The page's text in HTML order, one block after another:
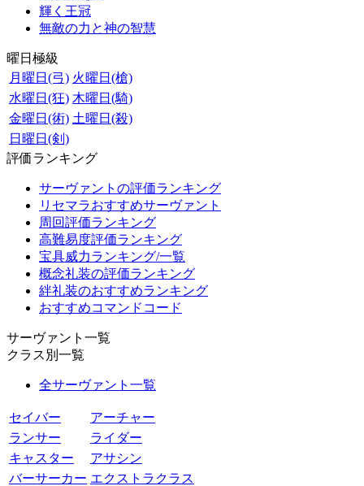
輝く王冠
無敵の力と神の智慧
曜日極級
月曜日(弓) 火曜日(槍)
水曜日(狂) 木曜日(騎)
金曜日(術) 土曜日(殺)
日曜日(剣)
評価ランキング
サーヴァントの評価ランキング
リセマラおすすめサーヴァント
周回評価ランキング
高難易度評価ランキング
宝具威力ランキング/一覧
概念礼装の評価ランキング
絆礼装のおすすめランキング
おすすめコマンドコード
サーヴァント一覧
クラス別一覧
全サーヴァント一覧
セイバー
アーチャー
ランサー
ライダー
キャスター
アサシン
バーサーカー エクストラクラス